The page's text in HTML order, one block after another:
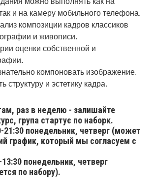
и на камеру мобильного телефона.
композиции кадров классиков
и живописи.
оценки собственной и
компоновать изображение.
структуру и эстетику кадра.
раз в неделю - залишайте
група стартує по наборк.
21:30 понедельник, четверг (может
график, который мы согласуем с
13:30 понедельник, четверг
по набору).